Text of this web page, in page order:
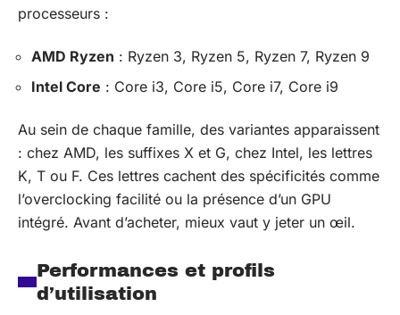
processeurs :
AMD Ryzen : Ryzen 3, Ryzen 5, Ryzen 7, Ryzen 9
Intel Core : Core i3, Core i5, Core i7, Core i9
Au sein de chaque famille, des variantes apparaissent
: chez AMD, les suffixes X et G, chez Intel, les lettres
K, T ou F. Ces lettres cachent des spécificités comme
l’overclocking facilité ou la présence d’un GPU
intégré. Avant d’acheter, mieux vaut y jeter un œil.
Performances et profils
d’utilisation